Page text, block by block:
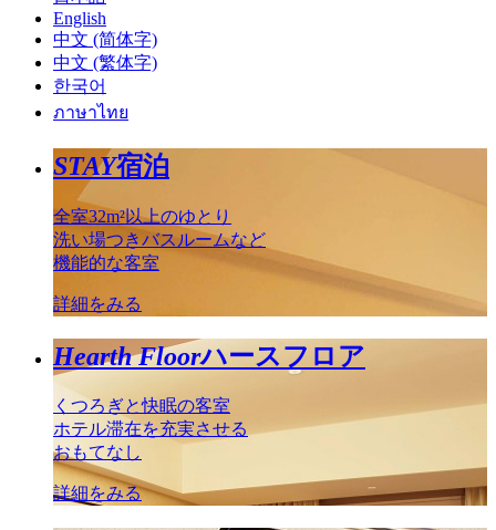
English
中文 (简体字)
中文 (繁体字)
한국어
ภาษาไทย
STAY宿泊
全室32m²以上のゆとり
洗い場つきバスルームなど
機能的な客室
詳細をみる
Hearth Floorハースフロア
くつろぎと快眠の客室
ホテル滞在を充実させる
おもてなし
詳細をみる